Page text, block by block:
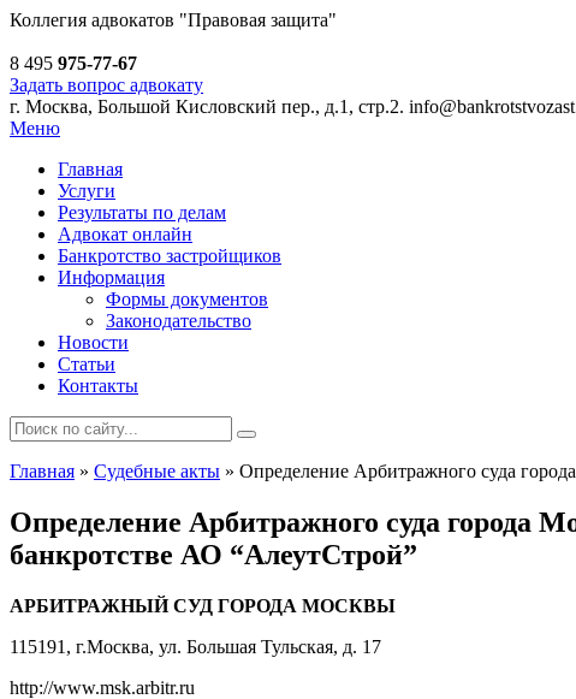
Коллегия адвокатов "Правовая защита"
8 495 975-77-67
Задать вопрос адвокату
г. Москва, Большой Кисловский пер., д.1, стр.2.
Меню
Главная
Услуги
Результаты по делам
Адвокат онлайн
Банкротство застройщиков
Информация
Формы документов
Законодательство
Новости
Статьи
Контакты
Главная » Судебные акты » Определение Арбитражного суда
Определение Арбитражного суда города
банкротстве АО “АлеутСтрой”
АРБИТРАЖНЫЙ СУД ГОРОДА МОСКВЫ
115191, г.Москва, ул. Большая Тульская, д. 17
http://www.msk.arbitr.ru